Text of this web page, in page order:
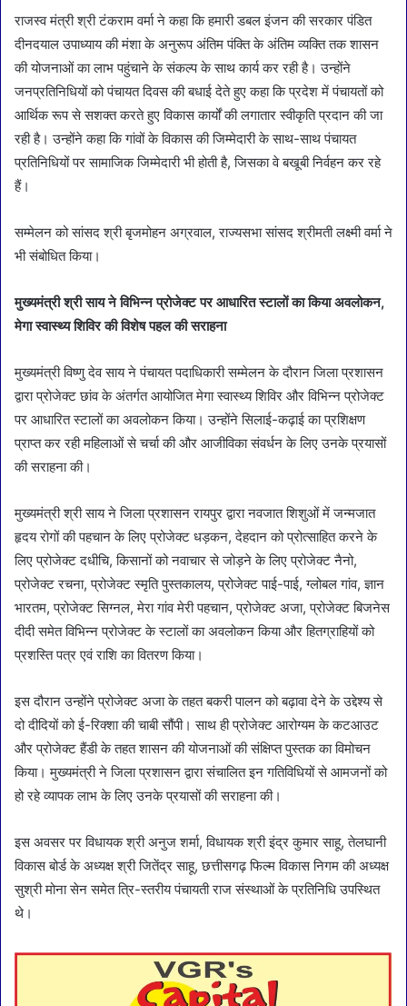
राजस्व मंत्री श्री टंकराम वर्मा ने कहा कि हमारी डबल इंजन की सरकार पंडित
दीनदयाल उपाध्याय की मंशा के अनुरूप अंतिम पंक्ति के अंतिम व्यक्ति तक शासन
की योजनाओं का लाभ पहुंचाने के संकल्प के साथ कार्य कर रही है। उन्होंने
जनप्रतिनिधियों को पंचायत दिवस की बधाई देते हुए कहा कि प्रदेश में पंचायतों को
आर्थिक रूप से सशक्त करते हुए विकास कार्यों की लगातार स्वीकृति प्रदान की जा
रही है। उन्होंने कहा कि गांवों के विकास की जिम्मेदारी के साथ-साथ पंचायत
प्रतिनिधियों पर सामाजिक जिम्मेदारी भी होती है, जिसका वे बखूबी निर्वहन कर रहे
हैं।
सम्मेलन को सांसद श्री बृजमोहन अग्रवाल, राज्यसभा सांसद श्रीमती लक्ष्मी वर्मा ने
भी संबोधित किया।
मुख्यमंत्री श्री साय ने विभिन्न प्रोजेक्ट पर आधारित स्टालों का किया अवलोकन,
मेगा स्वास्थ्य शिविर की विशेष पहल की सराहना
मुख्यमंत्री विष्णु देव साय ने पंचायत पदाधिकारी सम्मेलन के दौरान जिला प्रशासन
द्वारा प्रोजेक्ट छांव के अंतर्गत आयोजित मेगा स्वास्थ्य शिविर और विभिन्न प्रोजेक्ट
पर आधारित स्टालों का अवलोकन किया। उन्होंने सिलाई-कढ़ाई का प्रशिक्षण
प्राप्त कर रही महिलाओं से चर्चा की और आजीविका संवर्धन के लिए उनके प्रयासों
की सराहना की।
मुख्यमंत्री श्री साय ने जिला प्रशासन रायपुर द्वारा नवजात शिशुओं में जन्मजात
हृदय रोगों की पहचान के लिए प्रोजेक्ट धड़कन, देहदान को प्रोत्साहित करने के
लिए प्रोजेक्ट दधीचि, किसानों को नवाचार से जोड़ने के लिए प्रोजेक्ट नैनो,
प्रोजेक्ट रचना, प्रोजेक्ट स्मृति पुस्तकालय, प्रोजेक्ट पाई-पाई, ग्लोबल गांव, ज्ञान
भारतम, प्रोजेक्ट सिग्नल, मेरा गांव मेरी पहचान, प्रोजेक्ट अजा, प्रोजेक्ट बिजनेस
दीदी समेत विभिन्न प्रोजेक्ट के स्टालों का अवलोकन किया और हितग्राहियों को
प्रशस्ति पत्र एवं राशि का वितरण किया।
इस दौरान उन्होंने प्रोजेक्ट अजा के तहत बकरी पालन को बढ़ावा देने के उद्देश्य से
दो दीदियों को ई-रिक्शा की चाबी सौंपी। साथ ही प्रोजेक्ट आरोग्यम के कटआउट
और प्रोजेक्ट हैंडी के तहत शासन की योजनाओं की संक्षिप्त पुस्तक का विमोचन
किया। मुख्यमंत्री ने जिला प्रशासन द्वारा संचालित इन गतिविधियों से आमजनों को
हो रहे व्यापक लाभ के लिए उनके प्रयासों की सराहना की।
इस अवसर पर विधायक श्री अनुज शर्मा, विधायक श्री इंद्र कुमार साहू, तेलघानी
विकास बोर्ड के अध्यक्ष श्री जितेंद्र साहू, छत्तीसगढ़ फिल्म विकास निगम की अध्यक्ष
सुश्री मोना सेन समेत त्रि-स्तरीय पंचायती राज संस्थाओं के प्रतिनिधि उपस्थित
थे।